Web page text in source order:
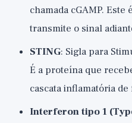
chamada cGAMP.
transmite o sinal
STING: Sigla para
É a proteína que
cascata inflamatória de
Interferon tipo 1